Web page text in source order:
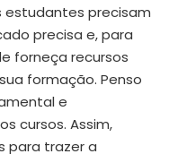
precisam
precisa e, para
forneça recursos
formação. Penso
e
cursos. Assim,
para trazer a